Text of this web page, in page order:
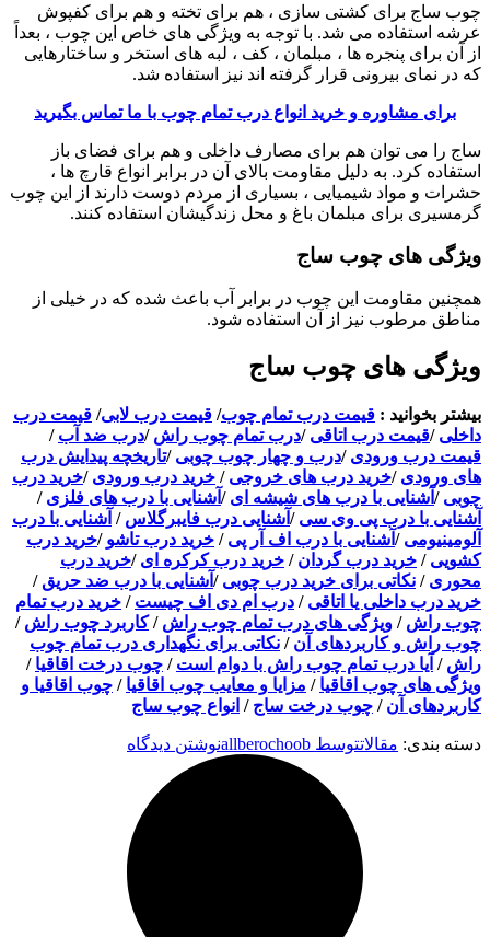
چوب ساج برای کشتی سازی ، هم برای تخته و هم برای کفپوش
عرشه استفاده می شد. با توجه به ویژگی های خاص این چوب ، بعداً
از آن برای پنجره ها ، مبلمان ، کف ، لبه های استخر و ساختارهایی
که در نمای بیرونی قرار گرفته اند نیز استفاده شد.
برای مشاوره و خرید انواع درب تمام چوب با ما تماس بگیرید
ساج را می توان هم برای مصارف داخلی و هم برای فضای باز
استفاده کرد. به دلیل مقاومت بالای آن در برابر انواع قارچ ها ،
حشرات و مواد شیمیایی ، بسیاری از مردم دوست دارند از این چوب
گرمسیری برای مبلمان باغ و محل زندگیشان استفاده کنند.
ویژگی های چوب ساج
همچنین مقاومت این چوب در برابر آب باعث شده که در خیلی از
مناطق مرطوب نیز از آن استفاده شود.
ویژگی های چوب ساج
بیشتر بخوانید : قیمت درب تمام چوب/ قیمت درب لابی/ قیمت درب
داخلی /قیمت درب اتاقی /درب تمام چوب راش /درب ضد آب /
قیمت درب ورودی /درب و چهار چوب چوبی /تاریخچه پیدایش درب
های ورودی /خرید درب های خروجی / خرید درب ورودی /خرید درب
چوبی / آشنایی با درب های شیشه ای / آشنایی با درب های فلزی /
آشنایی با درب پی وی سی / آشنایی درب فایبرگلاس / آشنایی با درب
آلومینیومی / آشنایی با درب اف آر پی / خرید درب تاشو /خرید درب
کشویی / خرید درب گردان / خرید درب کرکره ای /خرید درب
محوری / نکاتی برای خرید درب چوبی / آشنایی با درب ضد حریق /
خرید درب داخلی یا اتاقی / درب ام دی اف چیست / خرید درب تمام
چوب راش / ویژگی های درب تمام چوب راش /کاربرد چوب راش /
چوب راش و کاربردهای آن / نکاتی برای نگهداری درب تمام چوب
راش / آیا درب تمام چوب راش با دوام است / چوب درخت اقاقیا /
ویژگی های چوب اقاقیا / مزایا و معایب چوب اقاقیا / چوب اقاقیا و
کاربردهای آن / چوب درخت ساج / انواع چوب ساج
دسته بندی: مقالاتتوسط allberochoobنوشتن دیدگاه